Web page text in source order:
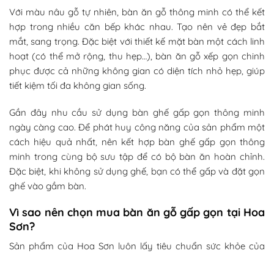
Với màu nâu gỗ tự nhiên, bàn ăn gỗ thông minh có thể kết
hợp trong nhiều căn bếp khác nhau. Tạo nên vẻ đẹp bắt
mắt, sang trọng. Đặc biệt với thiết kế mặt bàn một cách linh
hoạt (có thể mở rộng, thu hẹp…), bàn ăn gỗ xếp gọn chinh
phục được cả những không gian có diện tích nhỏ hẹp, giúp
tiết kiệm tối đa không gian sống.
Gần đây nhu cầu sử dụng bàn ghế gấp gọn thông minh
ngày càng cao. Để phát huy công năng của sản phẩm một
cách hiệu quả nhất, nên kết hợp bàn ghế gấp gọn thông
minh trong cùng bộ sưu tập để có bộ bàn ăn hoàn chỉnh.
Đặc biệt, khi không sử dụng ghế, bạn có thể gấp và đặt gọn
ghế vào gầm bàn.
Vì sao nên chọn mua bàn ăn gỗ gấp gọn tại Hoa
Sơn?
Sản phẩm của Hoa Sơn luôn lấy tiêu chuẩn sức khỏe của